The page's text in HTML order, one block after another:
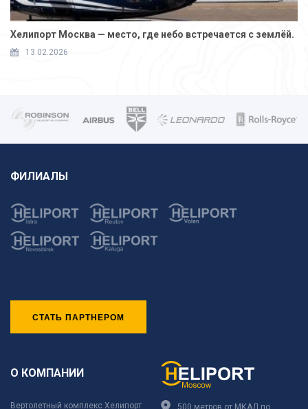
Хелипорт Москва — место, где небо встречается с землёй.
13.02.2026
ФИЛИАЛЫ
СТАТЬ ПАРТНЕРОМ
О КОМПАНИИ
Вертолетный комплекс Хелипорт 500 метров от МКАД по